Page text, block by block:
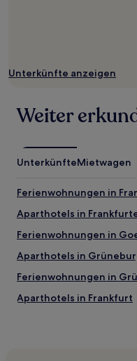
Unterkünfte anzeigen
Weiter
UnterkünfteMietwagen
Ferienwohnungen in
Aparthotels in
Ferienwohnungen in
Aparthotels in
Ferienwohnungen in
Aparthotels in Frankfurt